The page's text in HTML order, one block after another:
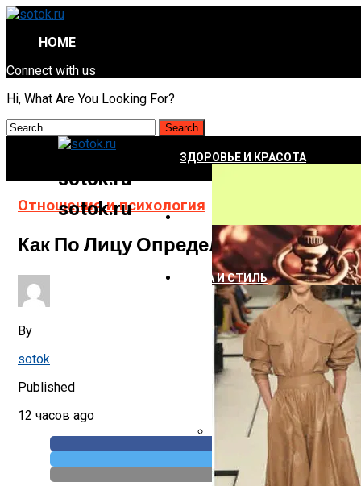
HOME
Connect with us
Hi, What Are You Looking For?
sotok.ru
sotok.ru
ЗДОРОВЬЕ И КРАСОТА
Точки Для Похудения:
МОДА И СТИЛЬ
Отношения и психология
Как По Лицу Определить, Врет
By
sotok
Published
12 часов ago